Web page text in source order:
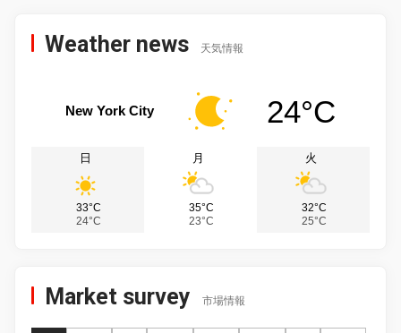
Weather news 天気情報
New York City 24°C
日
33°C
24°C
月
35°C
23°C
火
32°C
25°C
Market survey 市場情報